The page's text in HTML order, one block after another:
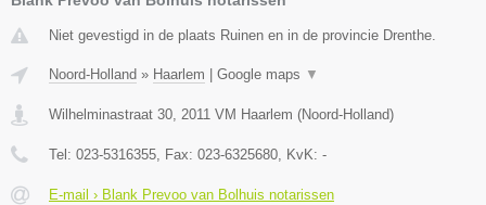
Niet gevestigd in de plaats Ruinen en in de provincie Drenthe.
Noord-Holland » Haarlem Google maps ▼
Wilhelminastraat 30 2011 VM Haarlem (Noord-Holland)
Tel: 023-5316355 , Fax: 023-6325680 , KvK: -
E-mail › Blank Prevoo van Bolhuis notarissen